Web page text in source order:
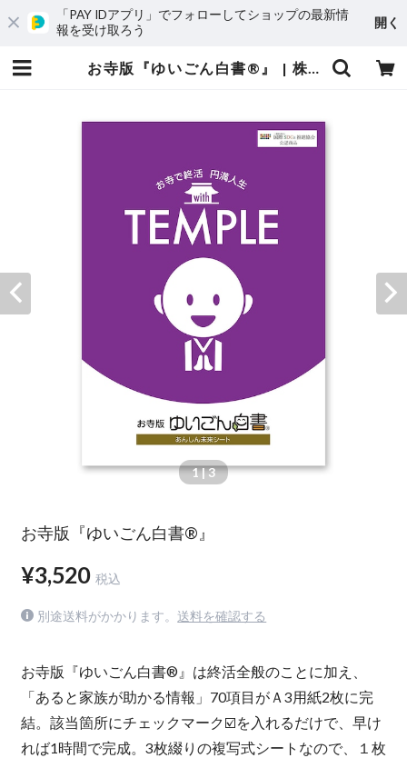
「PAY IDアプリ」でフォローしてショップの最新情
報を受け取ろう
開く
お寺版『ゆいごん白書®』 | 株式会社はっぴぃandプロジェクト
1| 3
お寺版『ゆいごん白書®』
¥3,520 税込
別途送料がかかります。 送料を確認する
お寺版『ゆいごん白書®』は終活全般のことに加え、
「あると家族が助かる情報」70項目がＡ3用紙2枚に完
結。該当箇所にチェックマーク☑️を入れるだけで、早け
れば1時間で完成。3枚綴りの複写式シートなので、１枚